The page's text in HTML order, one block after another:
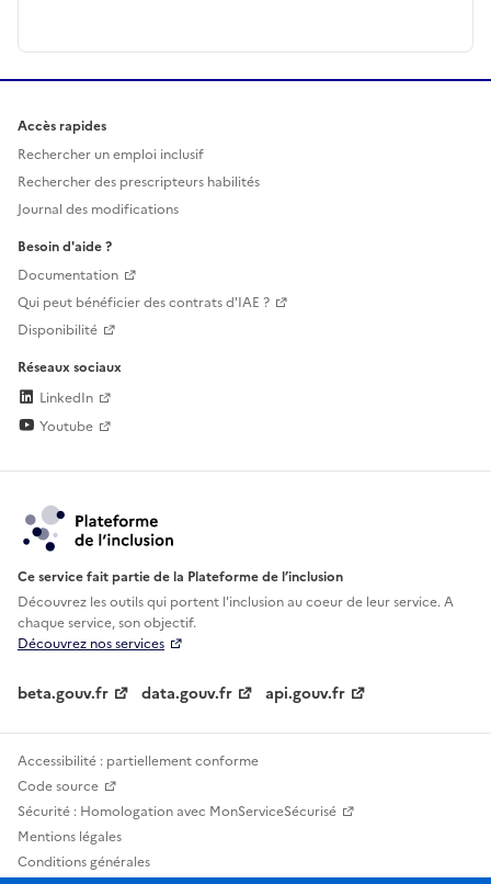
Accès rapides
Rechercher un emploi inclusif
Rechercher des prescripteurs habilités
Journal des modifications
Besoin d'aide ?
Documentation
Qui peut bénéficier des contrats d'IAE ?
Disponibilité
Réseaux sociaux
LinkedIn
Youtube
Ce service fait partie de la Plateforme de l’inclusion
Découvrez les outils qui portent l'inclusion aucoeur de leur service. A
chaque service, son objectif.
Découvrez nos services
beta.gouv.fr data.gouv.fr api.gouv.fr
Accessibilité : partiellement conforme
Code source
Sécurité : Homologation avec MonServiceSécurisé
Mentions légales
Conditions générales